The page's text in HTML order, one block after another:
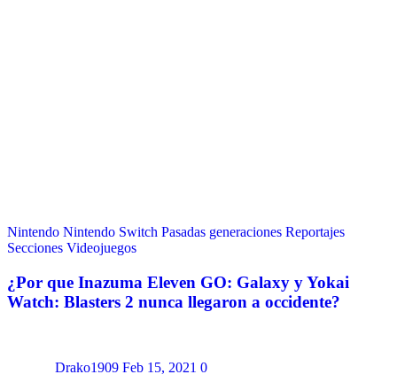
Nintendo Nintendo Switch Pasadas generaciones Reportajes
Secciones Videojuegos
¿Por que Inazuma Eleven GO: Galaxy y Yokai
Watch: Blasters 2 nunca llegaron a occidente?
Drako1909 Feb 15, 2021 0